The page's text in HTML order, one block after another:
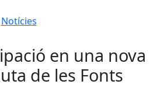
Notícies
en una nova
de les Fonts